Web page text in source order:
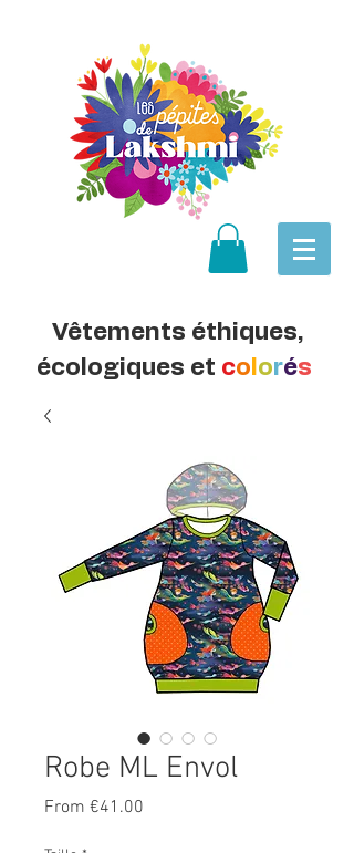
Vêtements éthiques,
écologiques et co orés
Robe ML Envol
From €41.00